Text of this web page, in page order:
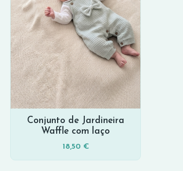
Conjunto de Jardineira
Waffle com laço
18,50 €